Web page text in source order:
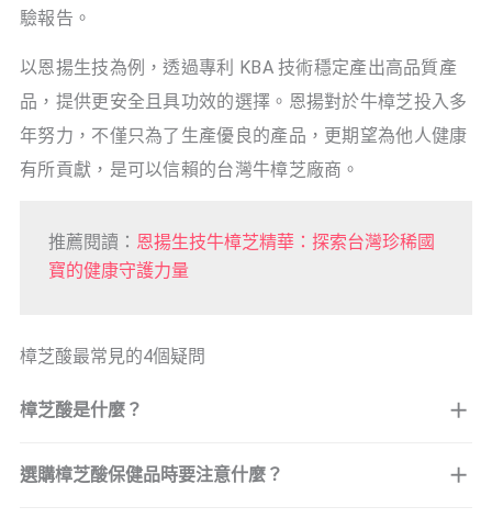
驗報告。
以恩揚生技為例，透過專利 KBA 技術穩定產出高品質產
品，提供更安全且具功效的選擇。恩揚對於牛樟芝投入多
年努力，不僅只為了生產優良的產品，更期望為他人健康
有所貢獻，是可以信賴的台灣牛樟芝廠商。
推薦閱讀： 恩揚生技牛樟芝精華：探索台灣珍稀國
寶的健康守護力量
樟芝酸最常見的4個疑問
樟芝酸是什麼？
選購樟芝酸保健品時要注意什麼？